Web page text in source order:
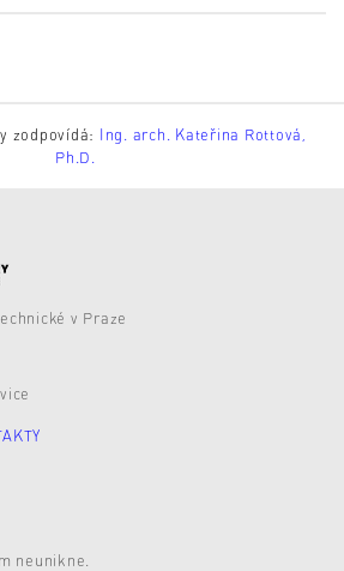
zodpovídá: Ing. arch. Kateřina Rottová,
Ph.D.
v Praze
neunikne.